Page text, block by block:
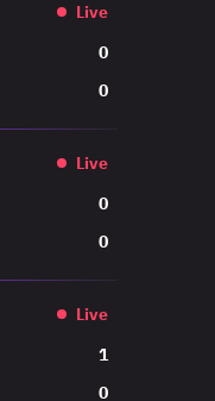
Live
0
0
Live
0
0
Live
1
0